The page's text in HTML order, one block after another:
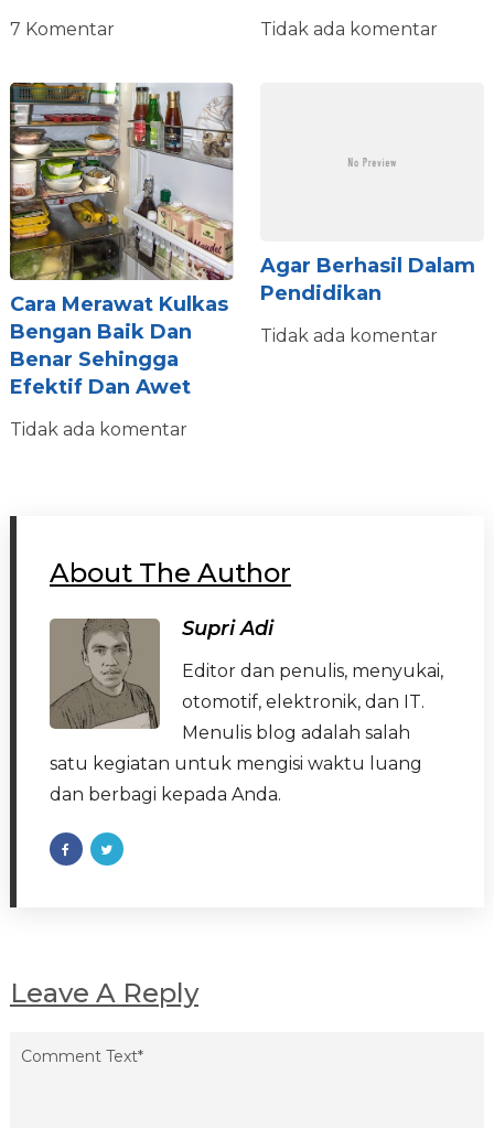
7 Komentar Tidak ada komentar
Cara Merawat Kulkas
Bengan Baik Dan
Benar Sehingga
Efektif Dan Awet
Tidak ada komentar
Agar Berhasil Dalam
Pendidikan
Tidak ada komentar
About The Author
Supri Adi
Editor dan penulis, menyukai,
otomotif, elektronik, dan IT.
Menulis blog adalah salah
satu kegiatan untuk mengisi waktu luang
dan berbagi kepada Anda.
Leave A Reply